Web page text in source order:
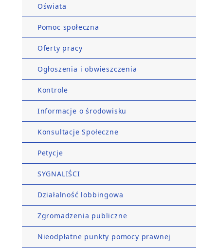
Oświata
Pomoc społeczna
Oferty pracy
Ogłoszenia i obwieszczenia
Kontrole
Informacje o środowisku
Konsultacje Społeczne
Petycje
SYGNALIŚCI
Działalność lobbingowa
Zgromadzenia publiczne
Nieodpłatne punkty pomocy prawnej